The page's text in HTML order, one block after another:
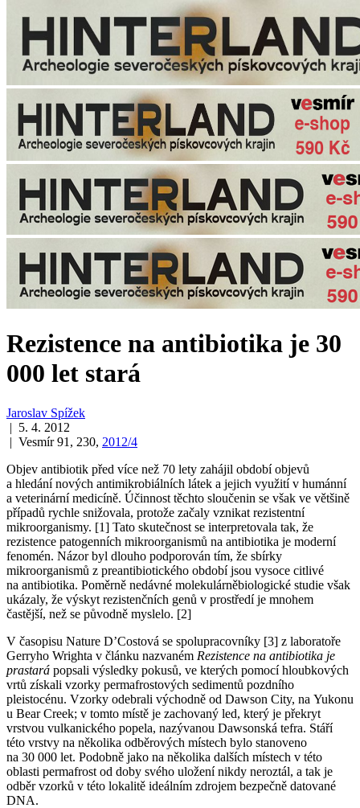
Rezistence na antibiotika je 30
000 let stará
Jaroslav Spížek
| 5. 4. 2012
| Vesmír 91, 230, 2012/4
Objev antibiotik před více než 70 lety zahájil období objevů
a hledání nových antimikrobiálních látek a jejich využití v humánní
a veterinární medicíně. Účinnost těchto sloučenin se však ve většině
případů rychle snižovala, protože začaly vznikat rezistentní
mikroorganismy. [1] Tato skutečnost se interpretovala tak, že
rezistence patogenních mikroorganismů na antibiotika je moderní
fenomén. Názor byl dlouho podporován tím, že sbírky
mikroorganismů z preantibiotického období jsou vysoce citlivé
na antibiotika. Poměrně nedávné molekulárněbiologické studie však
ukázaly, že výskyt rezistenčních genů v prostředí je mnohem
častější, než se původně myslelo. [2]
V časopisu Nature D’Costová se spolupracovníky [3] z laboratoře
Gerryho Wrighta v článku nazvaném Rezistence na antibiotika je
prastará popsali výsledky pokusů, ve kterých pomocí hloubkových
vrtů získali vzorky permafrostových sedimentů pozdního
pleistocénu. Vzorky odebrali východně od Dawson City, na Yukonu
u Bear Creek; v tomto místě je zachovaný led, který je překryt
vrstvou vulkanického popela, nazývanou Dawsonská tefra. Stáří
této vrstvy na několika odběrových místech bylo stanoveno
na 30 000 let. Podobně jako na několika dalších místech v této
oblasti permafrost od doby svého uložení nikdy neroztál, a tak je
odběr vzorků v této lokalitě ideálním zdrojem bezpečně datované
DNA.